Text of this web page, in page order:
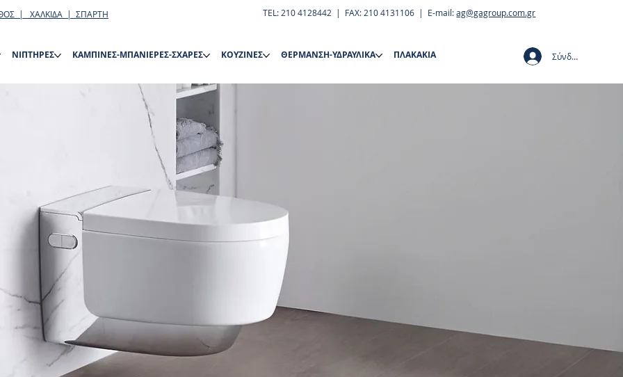
| ΧΑΛΚΙΔΑ | ΣΠΑΡΤΗ TEL: 210 4128442 | FAX: 210 4131106 | E-mail:ag@gagroup.com.gr
ΝΙΠΤΗΡΕΣ ΚΑΜΠΙΝΕΣ-ΜΠΑΝΙΕΡΕΣ-ΣΧΑΡΕΣ ΚΟΥΖΙΝΕΣ ΘΕΡΜΑΝΣΗ-ΥΔΡΑΥΛΙΚΑ ΠΛΑΚΑΚΙΑ Σύνδεση